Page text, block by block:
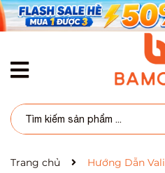
Trang chủ Hướng Dẫn Vali